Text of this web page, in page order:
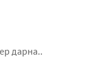
дарна..